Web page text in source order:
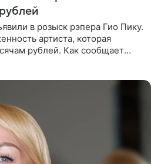
в розыск рэпера Гио Пику.
артиста, которая
рублей. Как сообщает